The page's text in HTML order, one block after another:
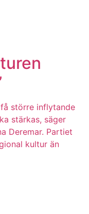
större inflytande
stärkas, säger
Deremar. Partiet
kultur än